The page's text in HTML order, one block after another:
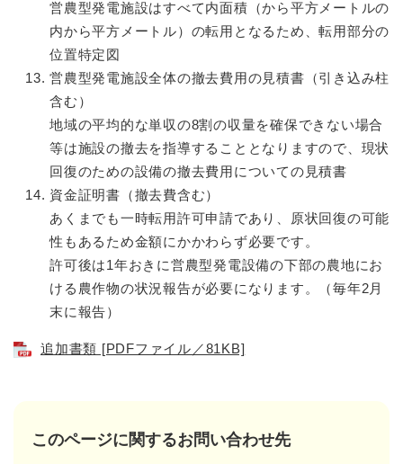
営農型発電施設はすべて内面積（から平方メートルの
内から平方メートル）の転用となるため、転用部分の
位置特定図
営農型発電施設全体の撤去費用の見積書（引き込み柱
含む）
地域の平均的な単収の8割の収量を確保できない場合
等は施設の撤去を指導することとなりますので、現状
回復のための設備の撤去費用についての見積書
資金証明書（撤去費含む）
あくまでも一時転用許可申請であり、原状回復の可能
性もあるため金額にかかわらず必要です。
許可後は1年おきに営農型発電設備の下部の農地にお
ける農作物の状況報告が必要になります。（毎年2月
末に報告）
追加書類 [PDFファイル／81KB]
このページに関するお問い合わせ先